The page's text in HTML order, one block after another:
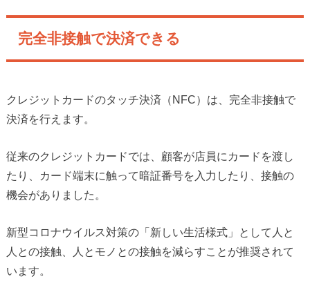
完全非接触で決済できる
クレジットカードのタッチ決済（NFC）は、完全非接触で
決済を行えます。
従来のクレジットカードでは、顧客が店員にカードを渡し
たり、カード端末に触って暗証番号を入力したり、接触の
機会がありました。
新型コロナウイルス対策の「新しい生活様式」として人と
人との接触、人とモノとの接触を減らすことが推奨されて
います。